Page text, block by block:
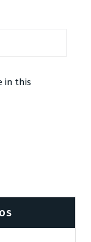
in this